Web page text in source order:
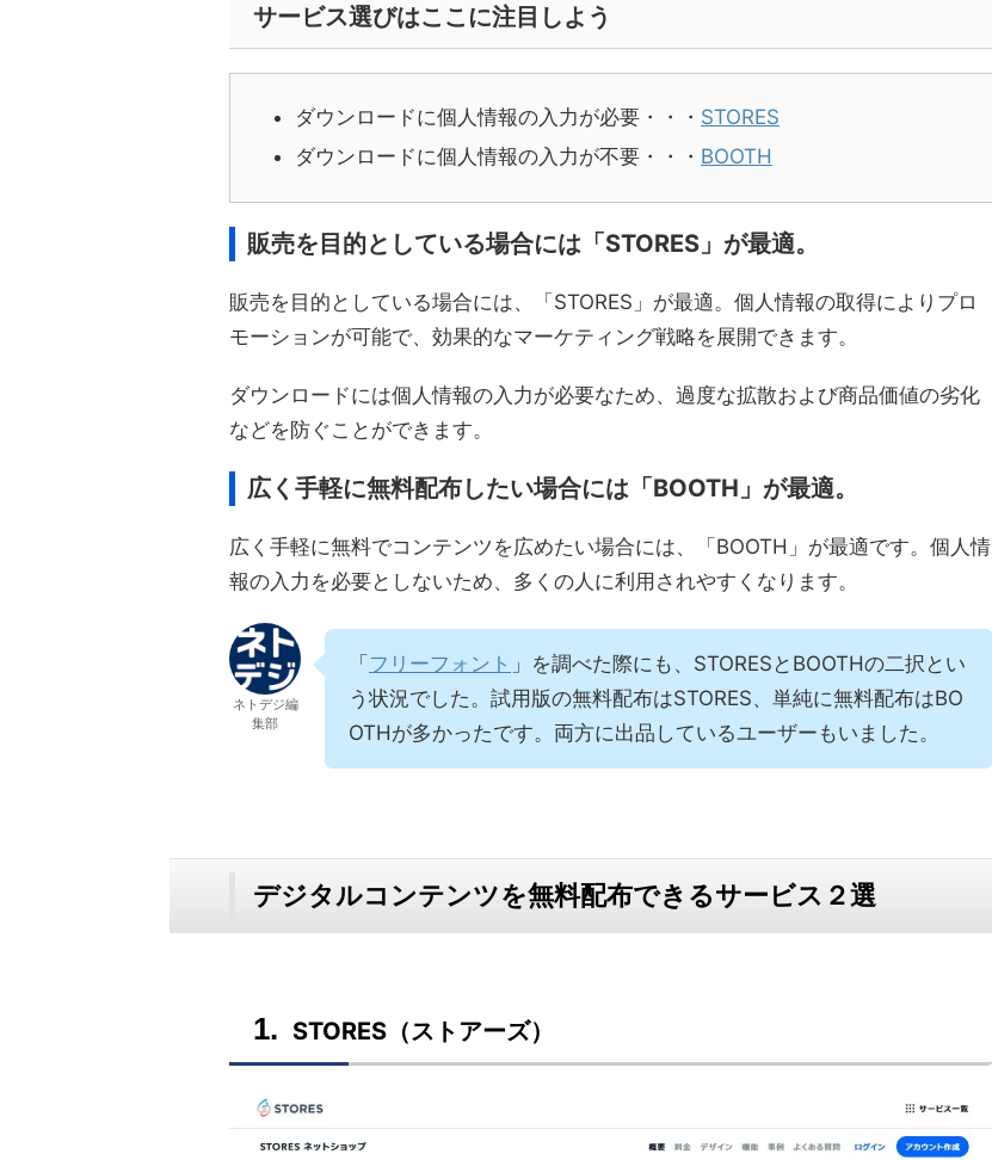
サービス選びはここに注目しよう
ダウンロードに個人情報の入力が必要・・・ STORES
ダウンロードに個人情報の入力が不要・・・ BOOTH
販売を目的としている場合には「STORES」が最適。
販売を目的としている場合には、「STORES」が最適。個人情報の取得によりプロ
モーションが可能で、効果的なマーケティング戦略を展開できます。
ダウンロードには個人情報の入力が必要なため、過度な拡散および商品価値の劣化
などを防ぐことができます。
広く手軽に無料配布したい場合には「BOOTH」が最適。
広く手軽に無料でコンテンツを広めたい場合には、「BOOTH」が最適です。個人情
報の入力を必要としないため、多くの人に利用されやすくなります。
ネトデジ編
集部
「フリーフォント 」を調べた際にも、STORESとBOOTHの二択とい
う状況でした。試用版の無料配布はSTORES、単純に無料配布はBO
OTHが多かったです。両方に出品しているユーザーもいました。
デジタルコンテンツを無料配布できるサービス２選
STORES（ストアーズ）